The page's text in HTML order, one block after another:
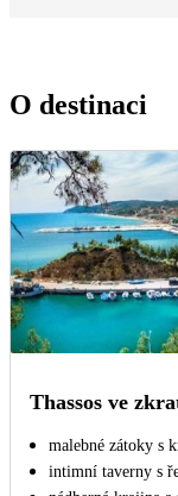
O destinaci
Thassos ve
malebné zátoky s
intimní taverny s